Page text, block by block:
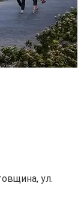
ул.